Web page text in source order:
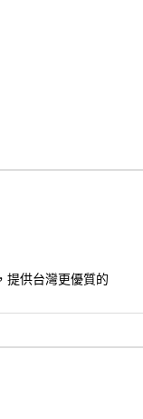
提供台灣更優質的